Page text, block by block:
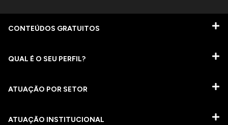
CONTEÚDOS GRATUITOS
QUAL É O SEU PERFIL?
ATUAÇÃO POR SETOR
ATUAÇÃO INSTITUCIONAL